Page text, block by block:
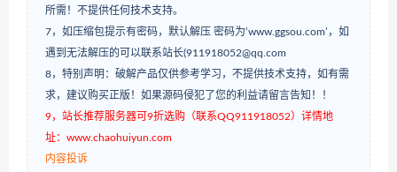
所需！不提供任何技术支持。
7，如压缩包提示有密码，默认解压 密码为‘www.ggsou.com’，如
遇到无法解压的可以联系站长(911918052@qq.com
8，特别声明：破解产品仅供参考学习，不提供技术支持，如有需
求，建议购买正版！如果源码侵犯了您的利益请留言告知！！
9，站长推荐服务器可9折选购（联系QQ911918052）详情地
址：www.chaohuiyun.com
内容投诉